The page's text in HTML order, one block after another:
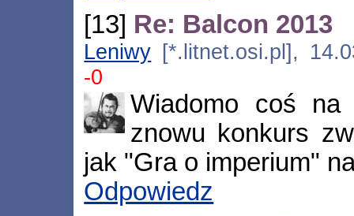
[13] Re: Balcon 2013
Leniwy [*.litnet.osi.pl],
-0
Wiadomo coś
znowu konkurs
jak "Gra o imperium"
Odpowiedz